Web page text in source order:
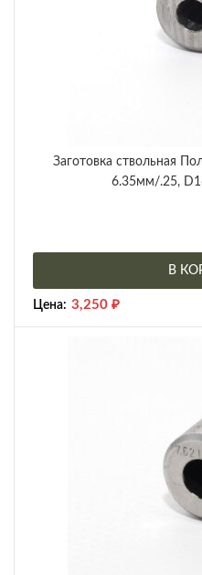
Заготовка ствольная
6.35мм/.25,
В
Цена: 3,250 ₽